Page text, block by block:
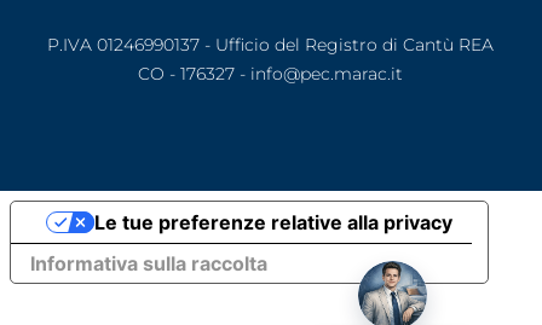
P.IVA 01246990137 - Ufficio del Registro di Cantù REA
CO - 176327 - info@pec.marac.it
Informativa sulla raccolta
Le tue preferenze relative alla privacy